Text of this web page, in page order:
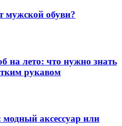
мужской обуви?
на лето: что нужно знать
рукавом
аксессуар или